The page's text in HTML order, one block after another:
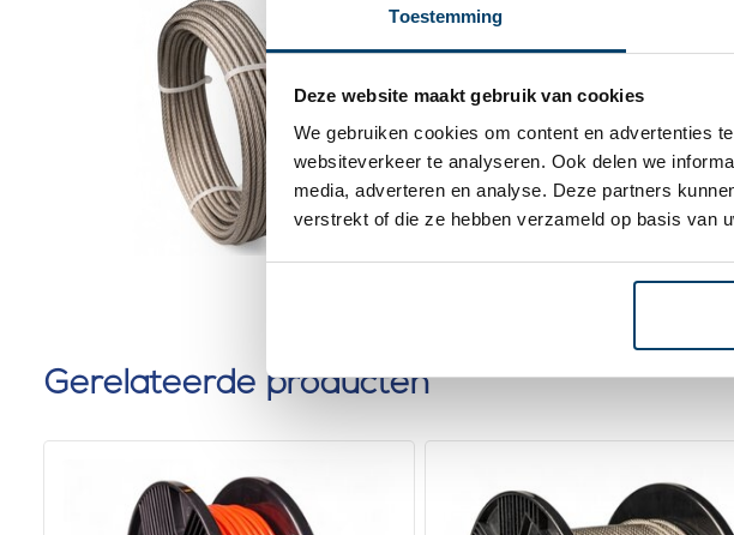
Toestemming
Deze website maakt gebruik van cookies
We gebruiken cookies om content en advertenties
websiteverkeer te analyseren. Ook delen we
media, adverteren en analyse. Deze partners
verstrekt of die ze hebben verzameld op basis van
roestvaststaal
Staalkabels 3/4 mm
geplastificeerd 20
meter
0 klantbeoordelingen
Gerelateerde producten